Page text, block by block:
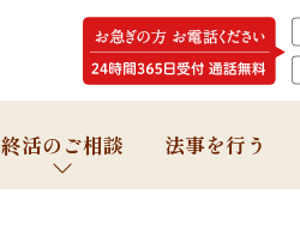
終活のご相談 法事を行う